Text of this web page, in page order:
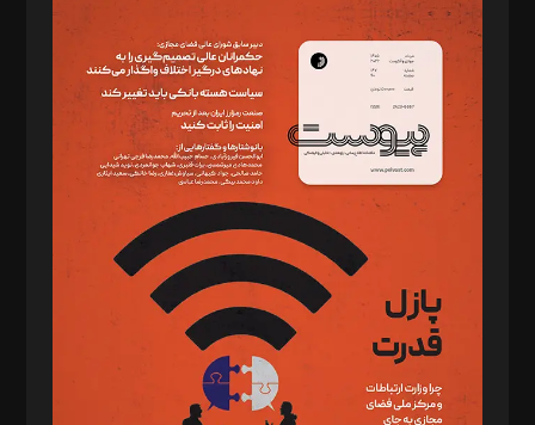
مدیر مسئول: محمدباقر اثنی‌عشری
سردبیر: مهرک محمودی
دبیر تحریریه: میثم قاسمی
د‌بیر ناداستان: سمانه سمیع
د‌بیر خدمت و تجارت: ابوالفضل رجبی
د‌بیر حقوق فناوری: حسام‌الدین ایپکچی
د‌بیر پیوست جهان: مینا پاکدل
د‌بیر تحریریه آنلاین: بابک نقاش
تحریریه‌: مجتبی محمود‌ی، آرش برهمند، یسنا امان‌پور، سروش کرمیان،
مصطفی مسجدی آرانی، ابوالفضل رجبی، زهرا فکرانه، فائزه فتحی
رستمی،مصطفی باستان
ویرایش: نگار استاد‌‌آقا
طراح یونیفرم: مجید توکلی